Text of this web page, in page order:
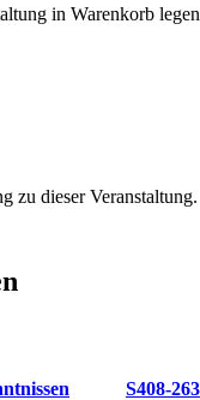
in Warenkorb legen
zu dieser Veranstaltung.
S408-263